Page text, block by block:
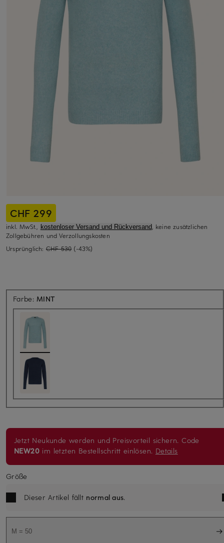
CHF 299
inkl. MwSt., kostenloser Versand und Rückversand, keine zusätzlichen
Zollgebühren und Verzollungskosten
Ursprünglich: CHF 530 (-43%)
Farbe: MINT
Jetzt Neukunde werden und Preisvorteil sichern. Code
NEW20 im letzten Bestellschritt einlösen. Details
Größe
Dieser Artikel fällt normal aus.
M = 50